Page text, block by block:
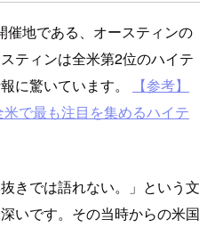
催地である、オースティンの
ティンは全米第2位のハイテ
に驚いています。
【参考】
で最も注目を集めるハイテ
きでは語れない。」という文
いです。その当時からの米国